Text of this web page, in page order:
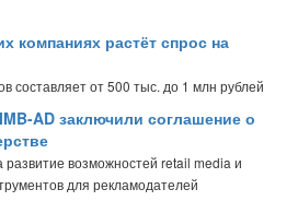
компаниях растёт спрос на
составляет от 500 тыс. до 1 млн рублей
AD заключили соглашение о
возможностей retail media и
для рекламодателей